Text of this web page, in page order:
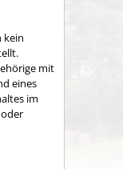
kein
mit
eines
im